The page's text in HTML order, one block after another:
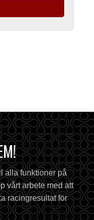
alla funktioner på
vårt arbete med att
racingresultat för